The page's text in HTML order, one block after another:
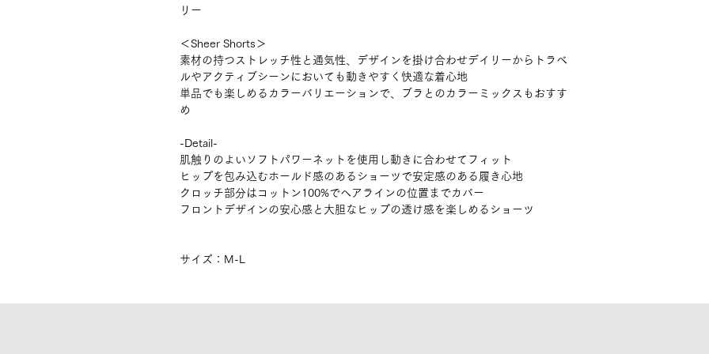
リー
＜Sheer Shorts＞
素材の持つストレッチ性と通気性、デザインを掛け合わせデイリーからトラベ
ルやアクティブシーンにおいても動きやすく快適な着心地
単品でも楽しめるカラーバリエーションで、ブラとのカラーミックスもおすす
め
-Detail-
肌触りのよいソフトパワーネットを使用し動きに合わせてフィット
ヒップを包み込むホールド感のあるショーツで安定感のある履き心地
クロッチ部分はコットン100%でヘアラインの位置までカバー
フロントデザインの安心感と大胆なヒップの透け感を楽しめるショーツ
サイズ：M-L